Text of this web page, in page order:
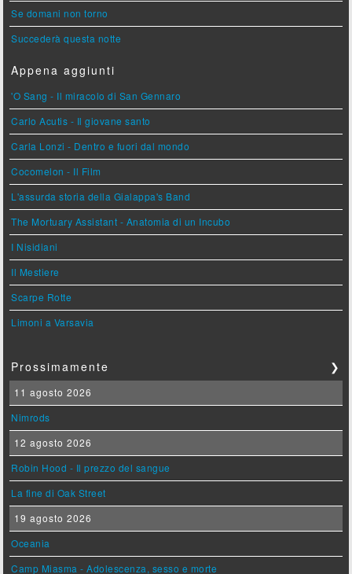
Se domani non torno
Succederà questa notte
Appena aggiunti
'O Sang - Il miracolo di San Gennaro
Carlo Acutis - Il giovane santo
Carla Lonzi - Dentro e fuori dal mondo
Cocomelon - Il Film
L'assurda storia della Gialappa's Band
The Mortuary Assistant - Anatomia di un Incubo
I Nisidiani
Il Mestiere
Scarpe Rotte
Limoni a Varsavia
Prossimamente ❯
11 agosto 2026
Nimrods
12 agosto 2026
Robin Hood - Il prezzo del sangue
La fine di Oak Street
19 agosto 2026
Oceania
Camp Miasma - Adolescenza, sesso e morte